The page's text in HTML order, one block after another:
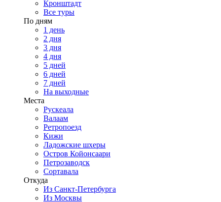
Кронштадт
Все туры
По дням
1 день
2 дня
3 дня
4 дня
5 дней
6 дней
7 дней
На выходные
Места
Рускеала
Валаам
Ретропоезд
Кижи
Ладожские шхеры
Остров Койонсаари
Петрозаводск
Сортавала
Откуда
Из Санкт-Петербурга
Из Москвы